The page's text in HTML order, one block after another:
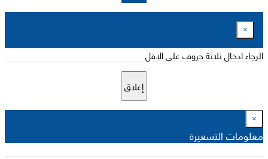
×
الرجاء ادخال ثلاثة حروف على الاقل
إغلاق
×
معلومات التسعيرة